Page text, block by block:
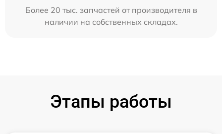
Более 20 тыс. запчастей от производителя в
наличии на собственных складах.
Этапы работы